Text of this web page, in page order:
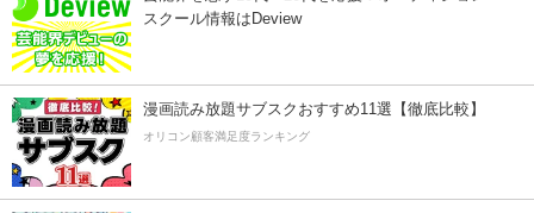
スクール情報はDeview
漫画読み放題サブスクおすすめ11選【徹底比較】
オリコン顧客満足度ランキング